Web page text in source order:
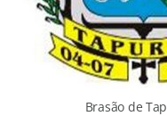
Brasão de